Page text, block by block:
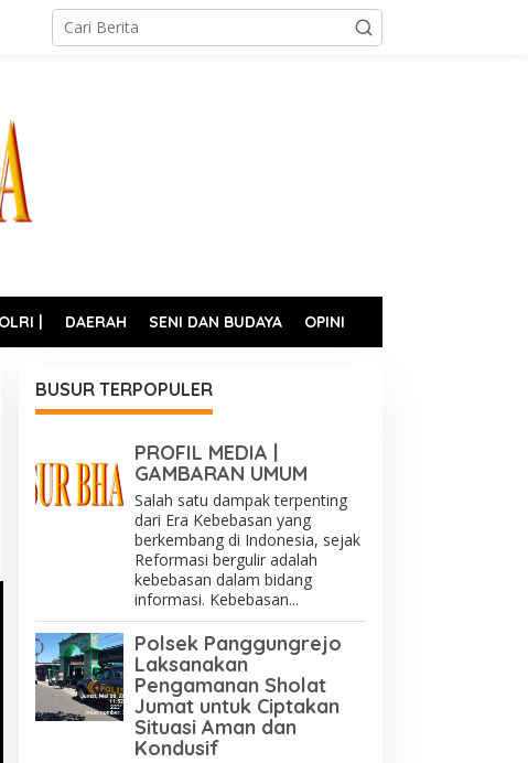
| DAERAH SENI DAN BUDAYA OPINI
BUSUR TERPOPULER
PROFIL MEDIA |
GAMBARAN UMUM
Salah satu dampak terpenting
dari Era Kebebasan yang
berkembang di Indonesia, sejak
Reformasi bergulir adalah
kebebasan dalam bidang
informasi. Kebebasan...
Polsek Panggungrejo
Laksanakan
Pengamanan Sholat
Jumat untuk Ciptakan
Situasi Aman dan
Kondusif